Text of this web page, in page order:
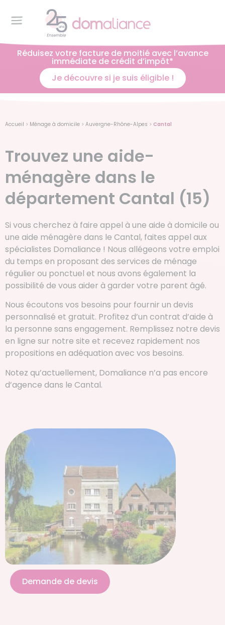
Réduisez votre facture de moitié avec l’avance
immédiate de crédit d’impôt*
Je découvre si je suis éligible !
Accueil > Ménage à domicile > Auvergne-Rhône-Alpes > Cantal
Trouvez une aide-
ménagère dans le
département Cantal (15)
Si vous cherchez à faire appel à une aide à domicile ou
une aide ménagère dans le Cantal, faites appel aux
spécialistes Domaliance ! Nous allégeons votre emploi
du temps en proposant des services de ménage
régulier ou ponctuel et nous avons également la
possibilité de vous aider à garder votre parent âgé.
Nous écoutons vos besoins pour fournir un devis
personnalisé et gratuit. Profitez d’un contrat d’aide à
la personne sans engagement. Remplissez notre devis
en ligne sur notre site et recevez rapidement nos
propositions en adéquation avec vos besoins.
Notez qu’actuellement, Domaliance n’a pas encore
d’agence dans le Cantal.
Demande de devis